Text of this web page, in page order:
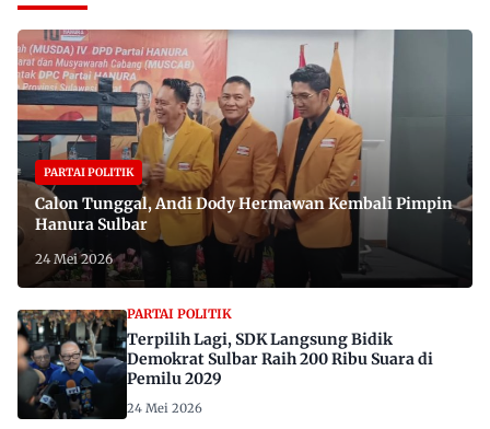
PARTAI POLITIK
Calon Tunggal, Andi Dody Hermawan Kembali Pimpin
Hanura Sulbar
24 Mei 2026
PARTAI POLITIK
Terpilih Lagi, SDK Langsung Bidik
Demokrat Sulbar Raih 200 Ribu Suara di
Pemilu 2029
24 Mei 2026